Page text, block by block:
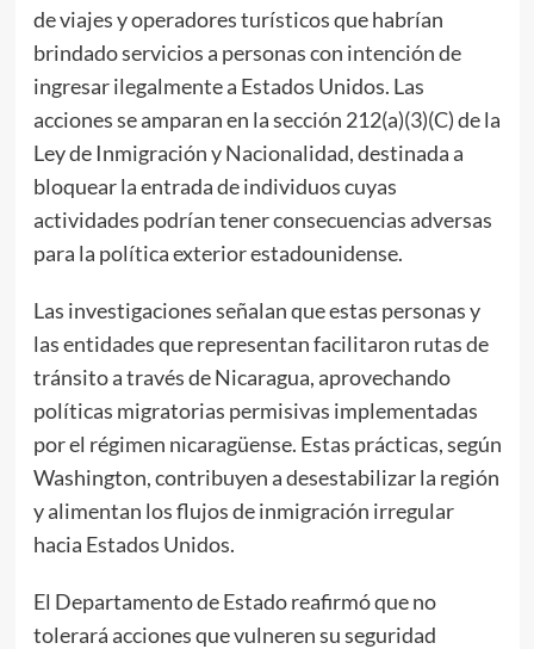
de viajes y operadores turísticos que habrían
brindado servicios a personas con intención de
ingresar ilegalmente a Estados Unidos. Las
acciones se amparan en la sección 212(a)(3)(C) de la
Ley de Inmigración y Nacionalidad, destinada a
bloquear la entrada de individuos cuyas
actividades podrían tener consecuencias adversas
para la política exterior estadounidense.
Las investigaciones señalan que estas personas y
las entidades que representan facilitaron rutas de
tránsito a través de Nicaragua, aprovechando
políticas migratorias permisivas implementadas
por el régimen nicaragüense. Estas prácticas, según
Washington, contribuyen a desestabilizar la región
y alimentan los flujos de inmigración irregular
hacia Estados Unidos.
El Departamento de Estado reafirmó que no
tolerará acciones que vulneren su seguridad